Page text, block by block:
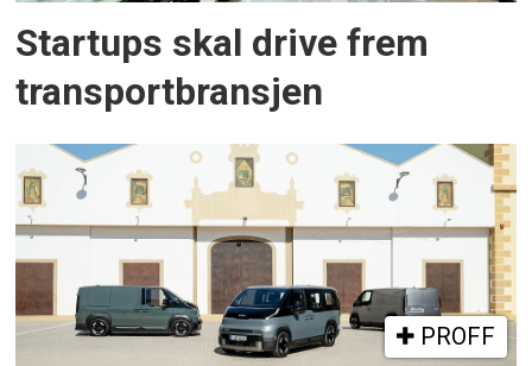
Startups skal drive frem
transportbransjen
PROFF